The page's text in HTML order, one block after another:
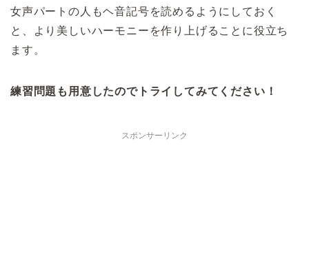
女声パートの人もヘ音記号を読めるようにしておく
と、より美しいハーモニーを作り上げることに役立ち
ます。
練習問題も用意したのでトライしてみてください！
スポンサーリンク